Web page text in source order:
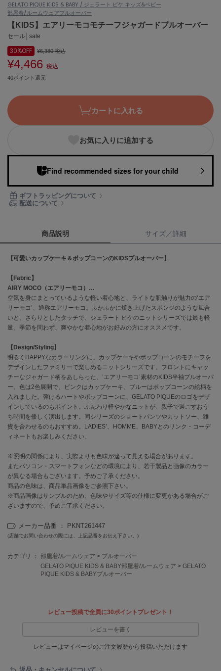
ASICS
アシックス
Ballelite
バレリット
バンドリヤー
Barbour
バブアー
ビヨンドクローゼット
Calvin Klein
カルバン・クライン
セロン
Clarks Premium
クラークス
CODE A
コードエー
COLE HAAN
CONVERSE
コンバース
DANSKIN
ダンスキン
エイミー イストワール
emmi
エミ
emmi atelier
emmi yoga
ETRÉ TOKYO
エトレトウキョウ
FRAY I.D
GELATO PIQUE KIDS & BABY / ジェラート ピケ キッズ&ベビー
部屋着/ルームウェアプルオーバー
【KIDS】エアリーモコモチーフジャガードプルオーバー
セール│sale
30%OFF ¥6,380税込
¥4,466 税込
40ポイント還元
カートに入れる
お気に入りに追加する
Find recommended sizes for your child
ギフトラッピングについて
配送について
商品説明 サイズ／詳細
【可愛いカップケーキ＆ポップコーンのKIDSプルオーバー】
【Fabric】
AIRY MOCO（エアリーモコ）…
空気を身にまとっているような軽い着心地と、ライトな肌触りが魅力の‘エア
リーモコ’、通称エアリーモコ。ふかふかに焼き上げたスポンジのような風合
いと、さらりとしたタッチで、ジェラート ピケのニットシリーズでは最も軽
量。季節を問わず、爽やかな着心地がお好みの方にオススメです。
【Design/Styling】
明るくHAPPYなカラーリングに、カップケーキやポップコーンのモチーフを
デザインしたファミリーで楽しめるニットシリーズです。フロントにキャッ
チーなジャガード柄をあしらった、’エアリーモコ’素材のKIDS半袖プルオーバ
ー。色は2色展開で、ピンクはカップケーキ、ブルーはポップコーンの絵柄を
入れました。弾けるハートやポップコーンに、GELATO PIQUEのロゴをデザ
インしているのもポイント。ふんわり軽やかなニットが、親子で過ごすおう
ち時間を優しく演出します。同シリーズのショートパンツやカットソー、雑
貨を合わせるのもおすすめ。LADIES’、HOMME、BABYとのリンク・コーデ
ィネートもお楽しみください。
※照明の関係により、実際よりも色味が違って見える場合があります。
またパソコン・スマートフォンなどの環境により、若干製品と画像のカラー
が異なる場合もございます。予めご了承ください。
商品の色味は、商品単品画像をご参照下さい。
※商品画像はサンプルのため、色味やサイズ等の仕様に変更がある場合がご
ざいますので、予めご了承ください。
メーカー品番 ： PKNT261447
(店舗でお問い合わせの際には、上記品番をお伝え下さい。)
カテゴリ ： 部屋着/ルームウェア > プルオーバー
GELATO PIQUE KIDS & BABY部屋着/ルームウェア > GELATO
PIQUE KIDS & BABYプルオーバー
レビュー投稿で全員に30ポイントプレゼント！
レビューを書く
レビューはマイページのご注文履歴から投稿いただけます